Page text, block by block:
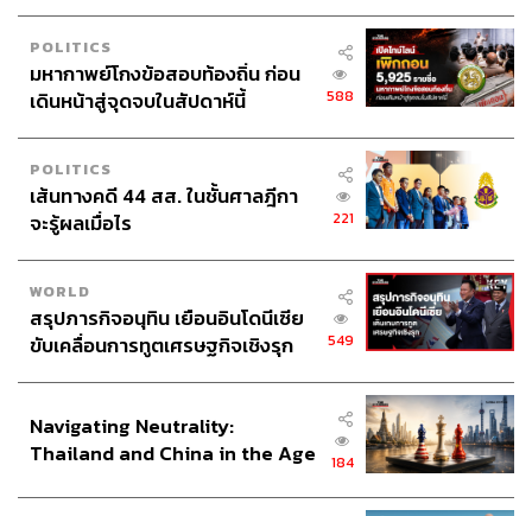
POLITICS
มหากาพย์โกงข้อสอบท้องถิ่น ก่อน
เดินหน้าสู่จุดจบในสัปดาห์นี้
588
POLITICS
เส้นทางคดี 44 สส. ในชั้นศาลฎีกา
จะรู้ผลเมื่อไร
221
WORLD
สรุปภารกิจอนุทิน เยือนอินโดนีเซีย
ขับเคลื่อนการทูตเศรษฐกิจเชิงรุก
549
Navigating Neutrality:
Thailand and China in the Age
184